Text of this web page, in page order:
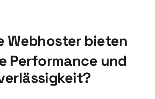
Webhoster bieten
Performance und